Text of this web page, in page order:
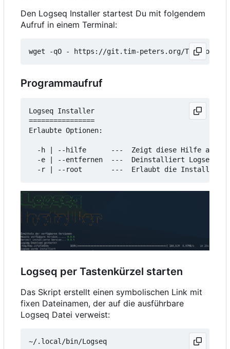
Den Logseq Installer startest Du mit folgendem
Aufruf in einem Terminal:
wget -qO - https://git.tim-peters.org/Tim/
Programmaufruf
Logseq Installer
================
Erlaubte Optionen:
  -h | --hilfe      ---  Zeigt diese Hilfe an
  -e | --entfernen  ---  Deinstalliert Logseq
Logseq per Tastenkürzel starten
Das Skript erstellt einen symbolischen Link mit
fixen Dateinamen, der auf die ausführbare
Logseq Datei verweist: